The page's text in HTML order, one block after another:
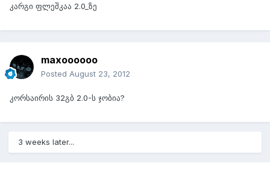
კარგი ფლეშკაა 2.0_ზე
maxoooooo
Posted August 23, 2012
კორსაირის 32გბ 2.0-ს ჯობია?
3 weeks later...